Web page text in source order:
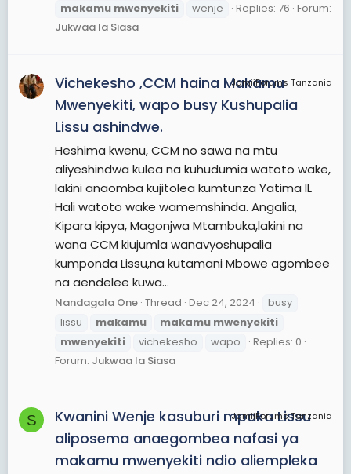
makamu mwenyekiti wenje Replies: 76 Forum:
Jukwaa la Siasa
JamiiForums Tanzania
Vichekesho ,CCM haina Makamu
Mwenyekiti, wapo busy Kushupalia
Lissu ashindwe.
Heshima kwenu, CCM no sawa na mtu
aliyeshindwa kulea na kuhudumia watoto wake,
lakini anaomba kujitolea kumtunza Yatima IL
Hali watoto wake wamemshinda. Angalia,
Kipara kipya, Magonjwa Mtambuka,lakini na
wana CCM kiujumla wanavyoshupalia
kumponda Lissu,na kutamani Mbowe agombee
na aendelee kuwa...
Nandagala One Thread Dec 24, 2024
busy
lissu
makamu makamu mwenyekiti
mwenyekiti
vichekesho wapo
Replies: 0
Forum: Jukwaa la Siasa
S JamiiForums Tanzania
Kwanini Wenje kasuburi mpaka Lissu
aliposema anaegombea nafasi ya
makamu mwenyekiti ndio aliempleka